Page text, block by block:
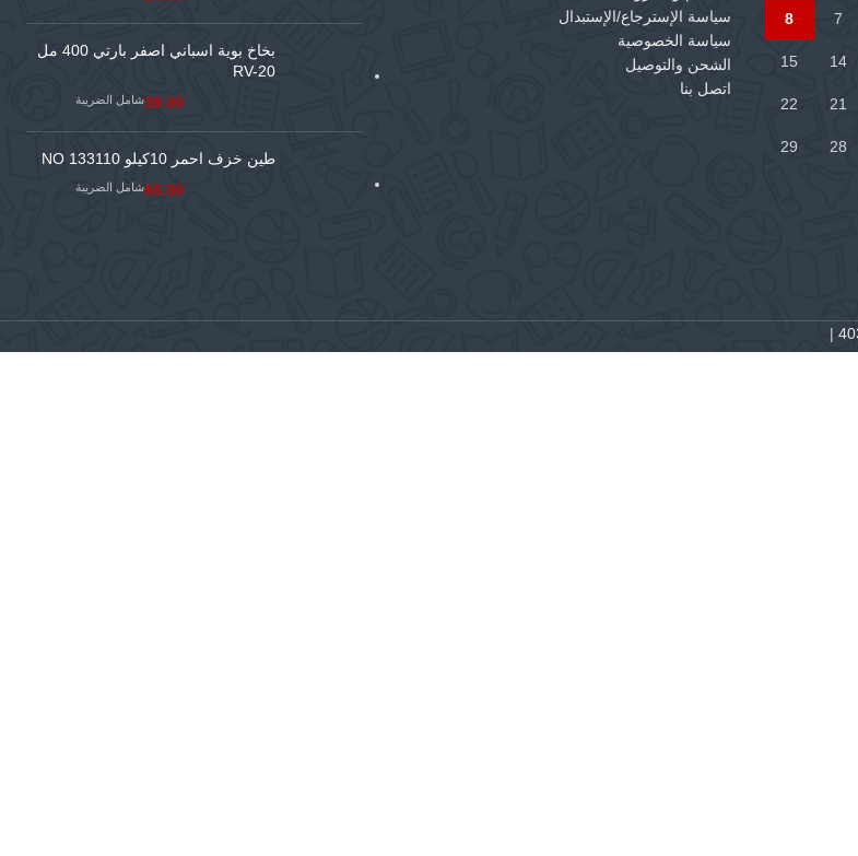
7
8
14
15
21
22
28
29
سياسة الإسترجاع/الإستبدال
سياسة الخصوصية
الشحن والتوصيل
اتصل بنا
بخاخ بوية اسباني اصفر بارتي 400 مل
RV-20
39.00شامل الضريبة
طين خزف احمر 10كيلو NO 133110
65.00شامل الضريبة
|